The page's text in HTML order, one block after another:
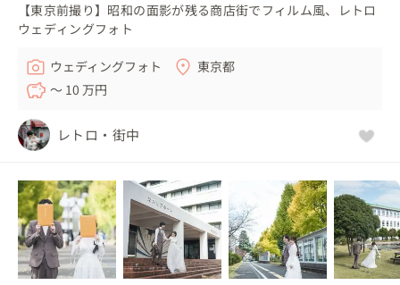
【東京前撮り】昭和の面影が残る商店街でフィルム風、レトロ
ウェディングフォト
ウェディングフォト
東京都
〜 10 万円
レトロ・街中